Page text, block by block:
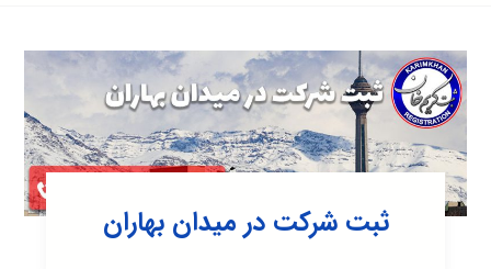
ثبت شرکت در میدان بهاران